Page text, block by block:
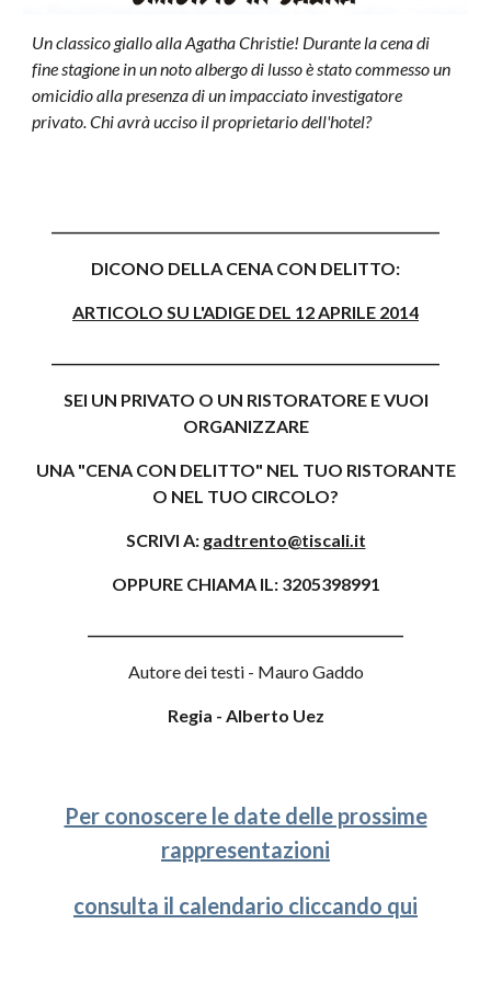
Un classico giallo alla Agatha Christie! Durante la cena di
fine stagione in un noto albergo di lusso è stato commesso un
omicidio alla presenza di un impacciato investigatore
privato. Chi avrà ucciso il proprietario dell'hotel?
DICONO DELLA CENA CON DELITTO:
ARTICOLO SU L'ADIGE DEL 12 APRILE 2014
SEI UN PRIVATO O UN RISTORATORE E VUOI
ORGANIZZARE
UNA "CENA CON DELITTO" NEL TUO RISTORANTE
O NEL TUO CIRCOLO?
SCRIVI A: gadtrento@tiscali.it
OPPURE CHIAMA IL: 3205398991
Autore dei testi - Mauro Gaddo
Regia - Alberto Uez
Per conoscere le date delle prossime
rappresentazioni
consulta il calendario cliccando qui